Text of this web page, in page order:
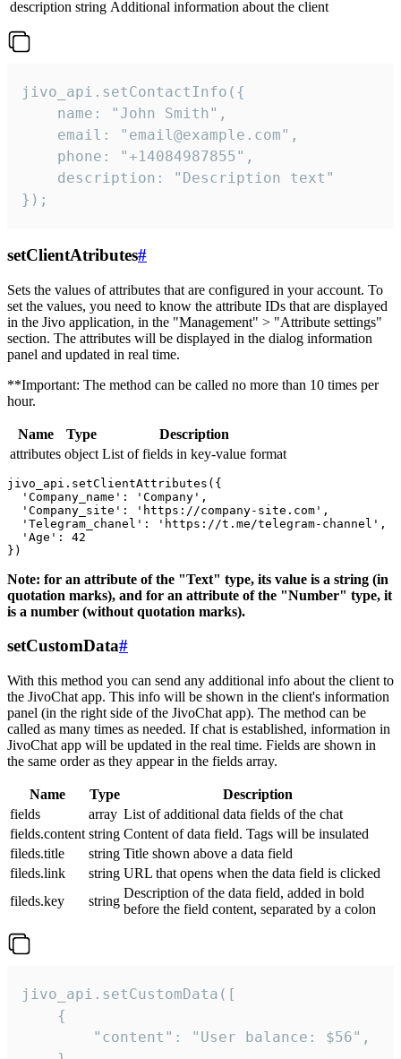
description string Additional information about the client
jivo_api.setContactInfo({
    name: "John Smith",
    email: "email@example.com",
    phone: "+14084987855",
    description: "Description text"
});
setClientAtributes#
Sets the values ​​of attributes that are configured in your account. To
set the values, you need to know the attribute IDs that are displayed
in the Jivo application, in the "Management" > "Attribute settings"
section. The attributes will be displayed in the dialog information
panel and updated in real time.
**Important: The method can be called no more than 10 times per
hour.
Name Type
Description
attributes object List of fields in key-value format
jivo_api.setClientAttributes({
  'Company_name': 'Company',
  'Company_site': 'https://company-site.com',
  'Telegram_chanel': 'https://t.me/telegram-channel',
  'Age': 42
Note: for an attribute of the "Text" type, its value is a string (in
quotation marks), and for an attribute of the "Number" type, it
is a number (without quotation marks).
setCustomData#
With this method you can send any additional info about the client to
the JivoChat app. This info will be shown in the client's information
panel (in the right side of the JivoChat app). The method can be
called as many times as needed. If chat is established, information in
JivoChat app will be updated in the real time. Fields are shown in
the same order as they appear in the fields array.
Name Type
Description
fields
array List of additional data fields of the chat
fields.content string Content of data field. Tags will be insulated
fileds.title
string Title shown above a data field
fileds.link
string URL that opens when the data field is clicked
fileds.key
string
Description of the data field, added in bold
before the field content, separated by a colon
jivo_api.setCustomData([
    {
        "content": "User balance: $56",